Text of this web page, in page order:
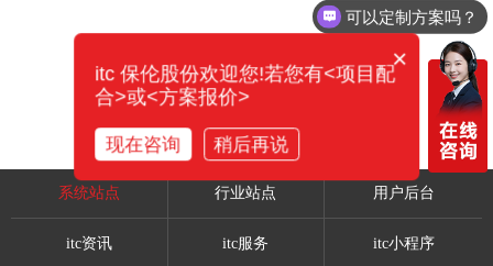
系统站点 行业站点 用户后台
itc资讯 itc服务 itc小程序
可以定制方案吗？
×
itc 保伦股份欢迎您!若您有<项目配
合>或<方案报价>
现在咨询 稍后再说